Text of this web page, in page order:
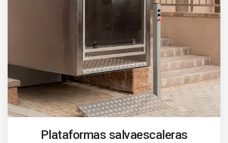
Plataformas salvaescaleras